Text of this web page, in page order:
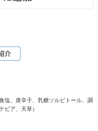
塩、唐辛子、乳糖ソルビトール、調
ビア、天草）